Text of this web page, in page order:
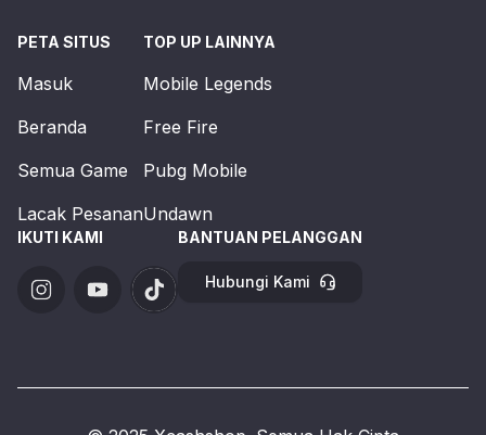
PETA SITUS
Masuk
Beranda
Semua Game
Lacak Pesanan
TOP UP LAINNYA
Mobile Legends
Free Fire
Pubg Mobile
Undawn
IKUTI KAMI BANTUAN PELANGGAN
Hubungi Kami